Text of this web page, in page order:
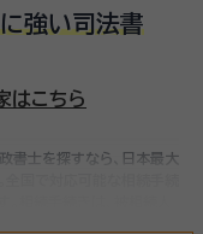
強い司法書
はこちら
書士を探すなら、日本最大